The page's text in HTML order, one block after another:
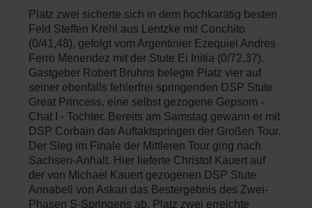
Platz zwei sicherte sich in dem hochkarätig besten
Feld Steffen Krehl aus Lentzke mit Conchito
(0/41,48), gefolgt vom Argentinier Ezequiel Andres
Ferro Menendez mit der Stute Ei Initia (0/72,37).
Gastgeber Robert Bruhns belegte Platz vier auf
seiner ebenfalls fehlerfrei springenden DSP Stute
Great Princess, eine selbst gezogene Gepsom -
Chat I - Tochter. Bereits am Samstag gewann er mit
DSP Corbain das Auftaktspringen der Großen Tour.
Der Sieg im Finale der Mittleren Tour ging nach
Sachsen-Anhalt. Hier lieferte Christof Kauert auf
der von Michael Kauert gezogenen DSP Stute
Annabell von Askari das Bestergebnis des Zwei-
Phasen S-Springens ab. Platz zwei erreichte